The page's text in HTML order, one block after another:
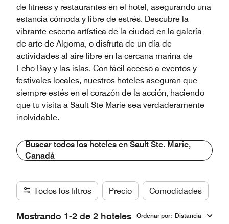
de fitness y restaurantes en el hotel, asegurando una
estancia cómoda y libre de estrés. Descubre la
vibrante escena artística de la ciudad en la galería
de arte de Algoma, o disfruta de un día de
actividades al aire libre en la cercana marina de
Echo Bay y las islas. Con fácil acceso a eventos y
festivales locales, nuestros hoteles aseguran que
siempre estés en el corazón de la acción, haciendo
que tu visita a Sault Ste Marie sea verdaderamente
inolvidable.
Buscar todos los hoteles en Sault Ste. Marie,
Canadá
Todos los filtros Precio Comodidades
Mostrando 1-2 de 2 hoteles Ordenar por: Distancia